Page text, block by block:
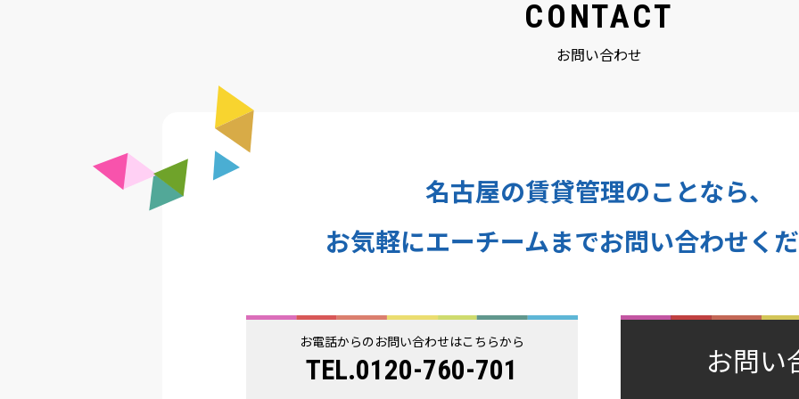
CONTACT
お問い合わせ
名古屋の賃貸管理のことなら、
お気軽にエーチームまでお問い合わせく
お電話からのお問い合わせはこちらから
TEL.0120-760-701 お問い